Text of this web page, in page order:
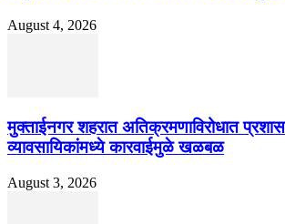
August 4, 2026
मुक्ताईनगर शहरात अतिक्रमणाविरोधात
व्यावसायिकांमध्ये कारवाईमुळे खळबळ
August 3, 2026